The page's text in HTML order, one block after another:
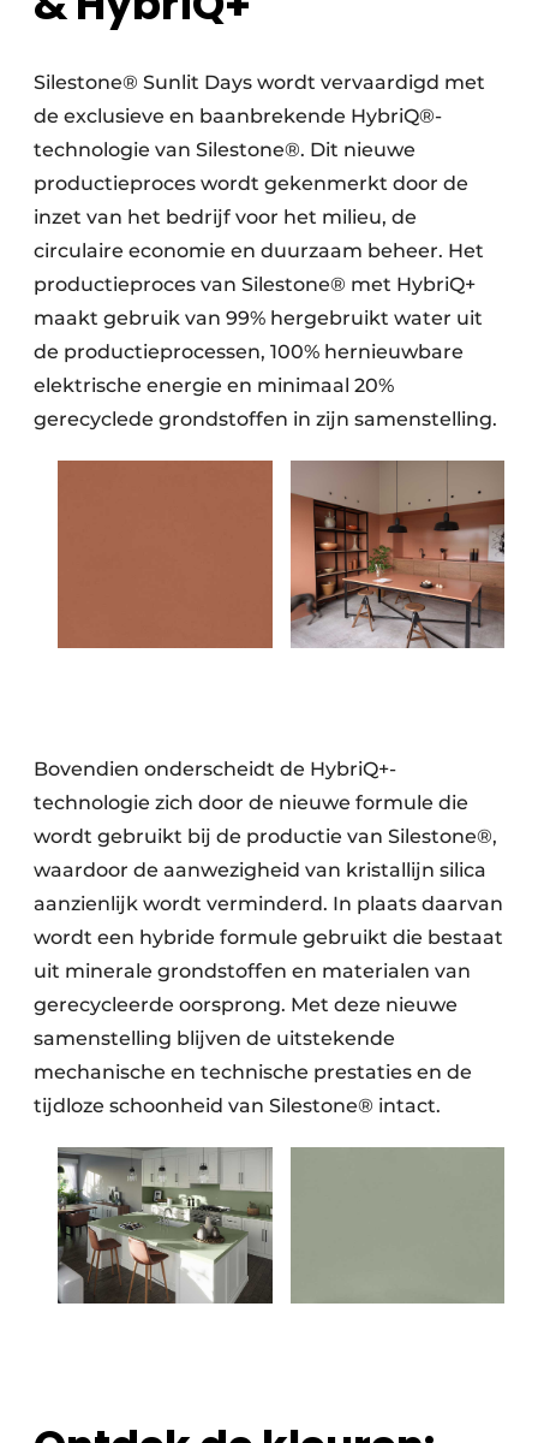
Silestone® Sunlit Days wordt vervaardigd met
de exclusieve en baanbrekende HybriQ®-
technologie van Silestone®. Dit nieuwe
productieproces wordt gekenmerkt door de
inzet van het bedrijf voor het milieu, de
circulaire economie en duurzaam beheer. Het
productieproces van Silestone® met HybriQ+
maakt gebruik van 99% hergebruikt water uit
de productieprocessen, 100% hernieuwbare
elektrische energie en minimaal 20%
gerecyclede grondstoffen in zijn samenstelling.
Bovendien onderscheidt de HybriQ+-
technologie zich door de nieuwe formule die
wordt gebruikt bij de productie van Silestone®,
waardoor de aanwezigheid van kristallijn silica
aanzienlijk wordt verminderd. In plaats daarvan
wordt een hybride formule gebruikt die bestaat
uit minerale grondstoffen en materialen van
gerecycleerde oorsprong. Met deze nieuwe
samenstelling blijven de uitstekende
mechanische en technische prestaties en de
tijdloze schoonheid van Silestone® intact.